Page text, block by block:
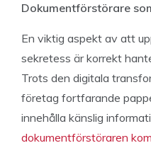
Dokumentförstörare
En viktig aspekt av att
sekretess är korrekt
Trots den digitala
företag fortfarande
innehålla känslig
dokumentförstöraren